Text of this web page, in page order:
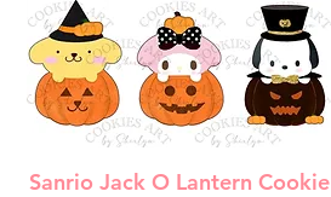
Vista rápida
Sanrio Jack O Lantern Cookie